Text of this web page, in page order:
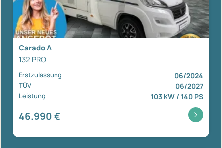
Carado A
132 PRO
Erstzulassung 06/2024
TÜV 06/2027
Leistung 103 KW / 140 PS
46.990 €